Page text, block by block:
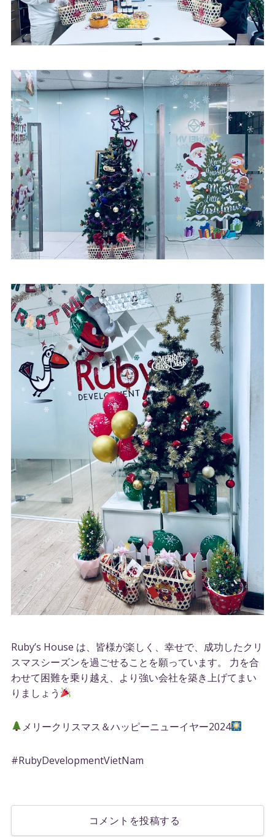
Ruby’s House は、皆様が楽しく、幸せで、成功したクリ
スマスシーズンを過ごせることを願っています。 力を合
わせて困難を乗り越え、より強い会社を築き上げてまい
りましょう
メリークリスマス＆ハッピーニューイヤー2024
#RubyDevelopmentVietNam
コメントを投稿する